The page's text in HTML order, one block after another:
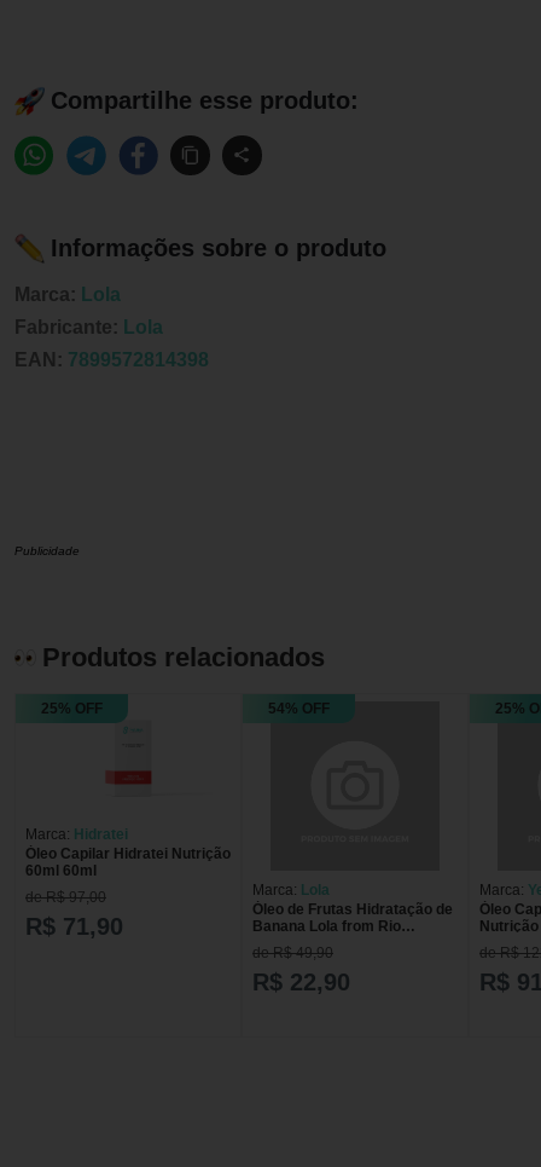
Compartilhe esse produto:
Informações sobre o produto
Marca: Lola
Fabricante: Lola
EAN: 7899572814398
Publicidade
Produtos relacionados
25% OFF
Marca: Hidratei
Óleo Capilar Hidratei Nutrição
60ml 60ml
de R$ 97,00
R$ 71,90
54% OFF
Marca: Lola
Óleo de Frutas Hidratação de
Banana Lola from Rio
Be(M)dita Ghee - 50ml Óleo
Hidratação de Banana Lola
from Rio Be(M)dita Ghee
Frasco 50ml
de R$ 49,90
R$ 22,90
25%
Marca:
Óleo
de R$
R$